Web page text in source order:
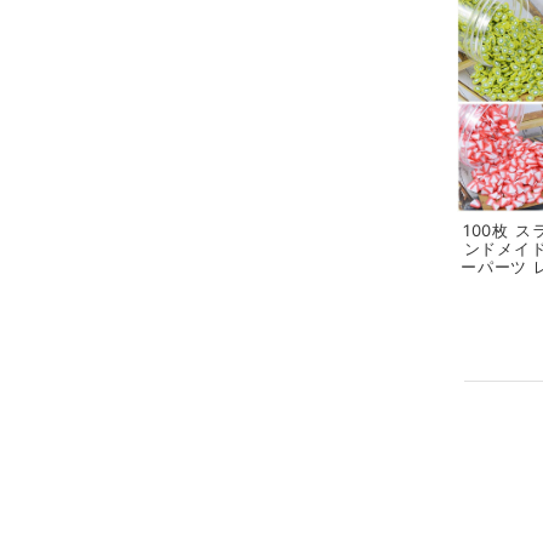
100枚 ス
ンドメイ
ーパーツ